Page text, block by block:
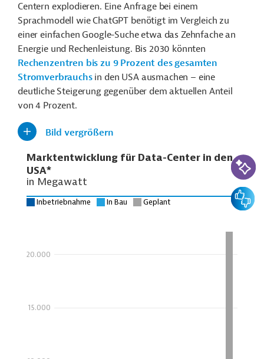
Centern explodieren. Eine Anfrage bei einem
Sprachmodell wie ChatGPT benötigt im Vergleich zu
einer einfachen Google-Suche etwa das Zehnfache an
Energie und Rechenleistung. Bis 2030 könnten
Rechenzentren bis zu 9 Prozent des gesamten
Stromverbrauchsin den USA ausmachen – eine
deutliche Steigerung gegenüber dem aktuellen Anteil
von 4 Prozent.
Bild vergrößern
KI-